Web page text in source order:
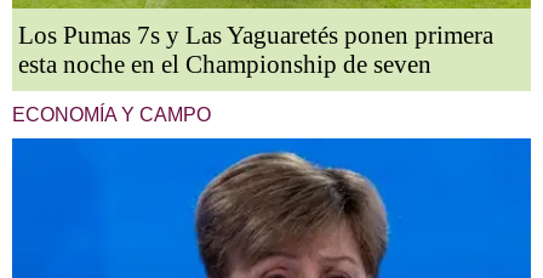
Los Pumas 7s y Las Yaguaretés ponen primera
esta noche en el Championship de seven
ECONOMÍA Y CAMPO